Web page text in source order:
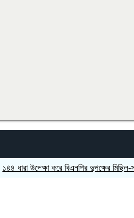
উপেক্ষা করে বিএনপির দুপক্ষের মিছিল-সমাবেশ